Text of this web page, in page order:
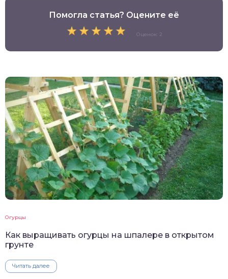
Помогла статья? Оцените её
Оценок: 2
Огурцы
Как выращивать огурцы на шпалере в открытом
грунте
Читать далее